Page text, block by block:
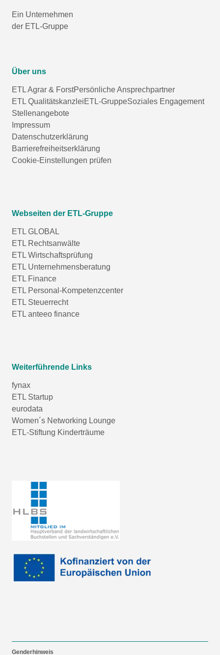
Ein Unternehmen
der ETL-Gruppe
Über uns
ETL Agrar & ForstPersönliche Ansprechpartner
ETL QualitätskanzleiETL-GruppeSoziales Engagement
Stellenangebote
Impressum
Datenschutzerklärung
Barrierefreiheitserklärung
Cookie-Einstellungen prüfen
Webseiten der ETL-Gruppe
ETL GLOBAL
ETL Rechtsanwälte
ETL Wirtschaftsprüfung
ETL Unternehmensberatung
ETL Finance
ETL Personal-Kompetenzcenter
ETL Steuerrecht
ETL anteeo finance
Weiterführende Links
fynax
ETL Startup
eurodata
Women´s Networking Lounge
ETL-Stiftung Kinderträume
Genderhinweis